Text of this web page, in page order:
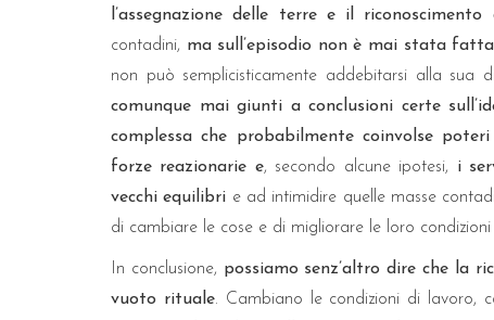
l’assegnazione delle terre e il
contadini, ma sull’episodio non è mai stata
non può semplicisticamente addebitarsi alla sua
comunque mai giunti a conclusioni certe
complessa che probabilmente coinvolse
forze reazionarie e, secondo alcune ipotesi, i
vecchi equilibri e ad intimidire quelle masse
di cambiare le cose e di migliorare le loro
In conclusione, possiamo senz’altro dire che la
vuoto rituale. Cambiano le condizioni di lavoro,